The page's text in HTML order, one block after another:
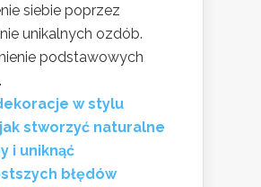
siebie poprzez
unikalnych ozdób.
podstawowych
w stylu
stworzyć naturalne
i uniknąć
błędów